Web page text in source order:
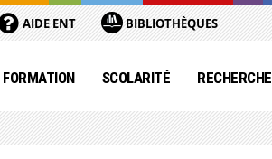
AIDE ENT BIBLIOTHÈQUES
FORMATION SCOLARITÉ RECHERCHE